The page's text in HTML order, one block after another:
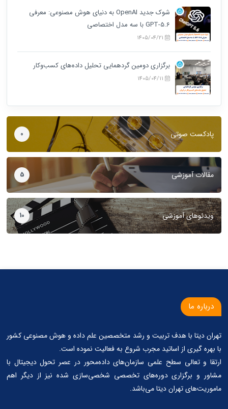
شوک جدید OpenAI به دنیای هوش مصنوعی: معرفی
GPT-5.6 با سه مدل اختصاصی
برگزاری دومین گردهمایی تحلیل داده‌های کسب‌وکار
پادکست صوتی 0
مقالات آموزشی 5
ویدئوهای آموزشی 10
درباره ما
تهران دیتا با هدف تربیت و رشد متخصصین علم داده و هوش مصنوعی کشور
با بهره گیری از اساتید مجرب شروع به فعالیت نموده است.
ارتقا و تعالی سطح علمی سازمان‌های داده‌محور در عصر تحول دیجیتال با
مشاور و برگزاری دوره‌های تخصصی شخصی‌سازی شده نیز از دیگر اهم
ماموریت‌های تهران دیتا می‌باشد.